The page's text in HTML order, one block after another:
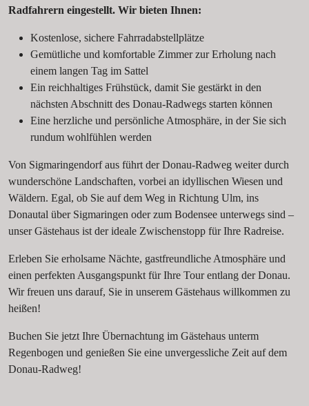
Radfahrern eingestellt. Wir bieten Ihnen:
Kostenlose, sichere Fahrradabstellplätze
Gemütliche und komfortable Zimmer zur Erholung nach
einem langen Tag im Sattel
Ein reichhaltiges Frühstück, damit Sie gestärkt in den
nächsten Abschnitt des Donau-Radwegs starten können
Eine herzliche und persönliche Atmosphäre, in der Sie sich
rundum wohlfühlen werden
Von Sigmaringendorf aus führt der Donau-Radweg weiter durch
wunderschöne Landschaften, vorbei an idyllischen Wiesen und
Wäldern. Egal, ob Sie auf dem Weg in Richtung Ulm, ins
Donautal über Sigmaringen oder zum Bodensee unterwegs sind –
unser Gästehaus ist der ideale Zwischenstopp für Ihre Radreise.
Erleben Sie erholsame Nächte, gastfreundliche Atmosphäre und
einen perfekten Ausgangspunkt für Ihre Tour entlang der Donau.
Wir freuen uns darauf, Sie in unserem Gästehaus willkommen zu
heißen!
Buchen Sie jetzt Ihre Übernachtung im Gästehaus unterm
Regenbogen und genießen Sie eine unvergessliche Zeit auf dem
Donau-Radweg!